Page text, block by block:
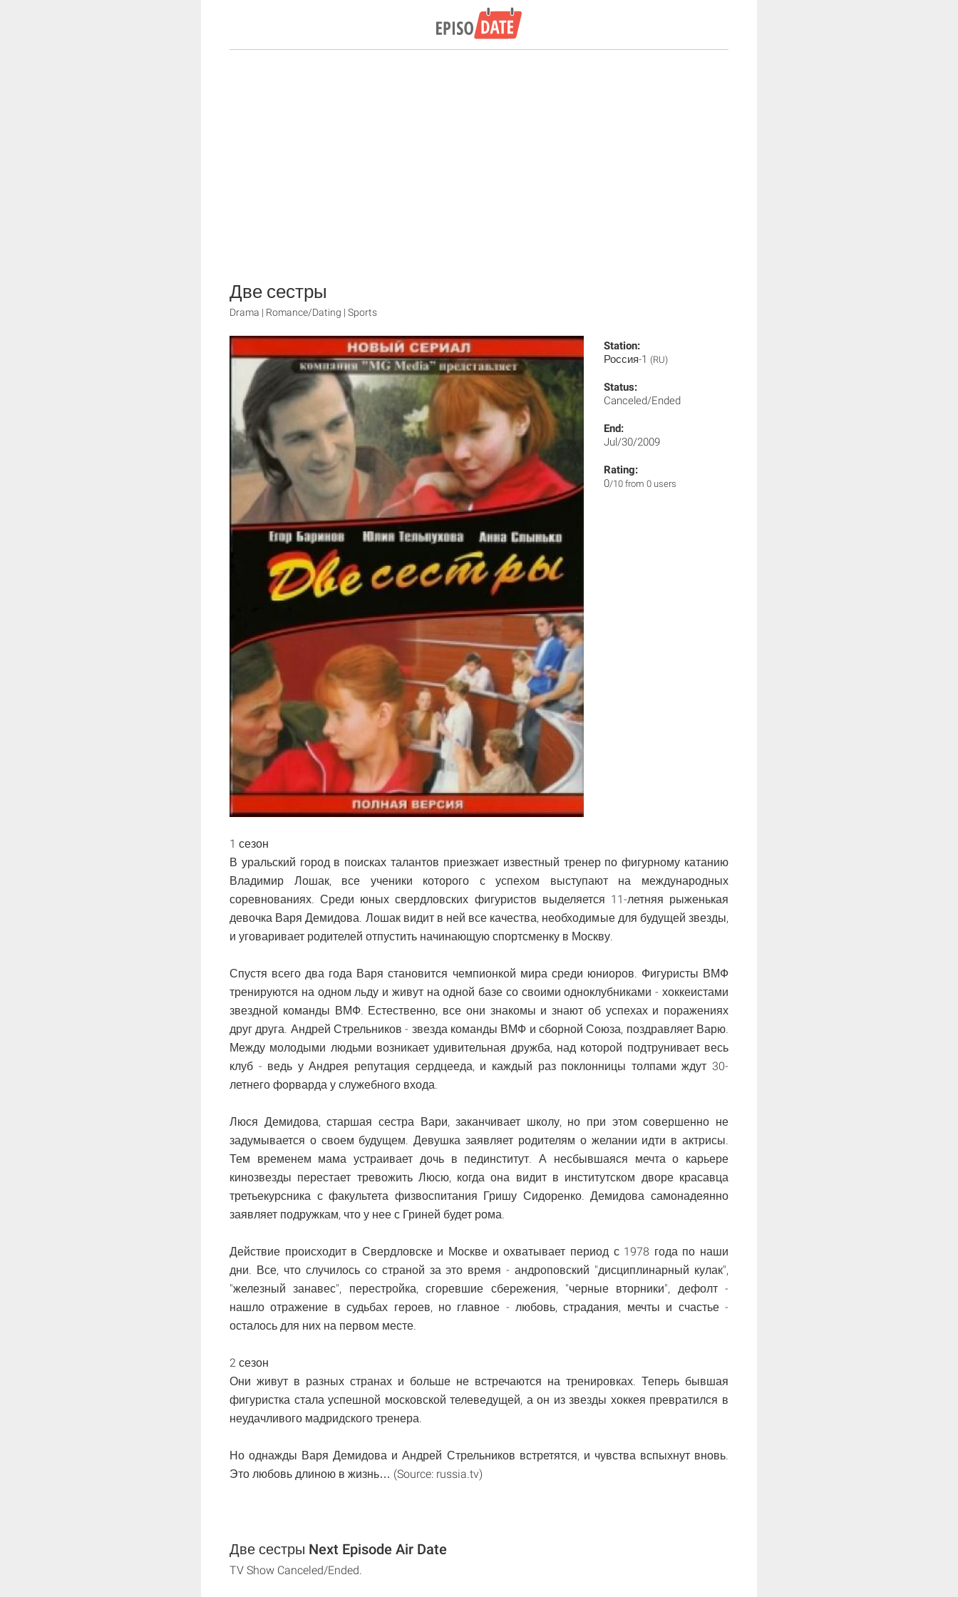
Две сестры
Drama | Romance/Dating | Sports
Station:
Россия-1 (RU)
Status:
Canceled/Ended
End:
Jul/30/2009
Rating:
0/10 from 0 users
1 сезон
В уральский город в поисках талантов приезжает известный тренер по фигурному катанию
Владимир Лошак, все ученики которого с успехом выступают на международных
соревнованиях. Среди юных свердловских фигуристов выделяется 11-летняя рыженькая
девочка Варя Демидова. Лошак видит в ней все качества, необходимые для будущей звезды,
и уговаривает родителей отпустить начинающую спортсменку в Москву.
Спустя всего два года Варя становится чемпионкой мира среди юниоров. Фигуристы ВМФ
тренируются на одном льду и живут на одной базе со своими одноклубниками - хоккеистами
звездной команды ВМФ. Естественно, все они знакомы и знают об успехах и поражениях
друг друга. Андрей Стрельников - звезда команды ВМФ и сборной Союза, поздравляет Варю.
Между молодыми людьми возникает удивительная дружба, над которой подтрунивает весь
клуб - ведь у Андрея репутация сердцееда, и каждый раз поклонницы толпами ждут 30-
летнего форварда у служебного входа.
Люся Демидова, старшая сестра Вари, заканчивает школу, но при этом совершенно не
задумывается о своем будущем. Девушка заявляет родителям о желании идти в актрисы.
Тем временем мама устраивает дочь в пединститут. А несбывшаяся мечта о карьере
кинозвезды перестает тревожить Люсю, когда она видит в институтском дворе красавца
третьекурсника с факультета физвоспитания Гришу Сидоренко. Демидова самонадеянно
заявляет подружкам, что у нее с Гриней будет рома.
Действие происходит в Свердловске и Москве и охватывает период с 1978 года по наши
дни. Все, что случилось со страной за это время - андроповский "дисциплинарный кулак",
"железный занавес", перестройка, сгоревшие сбережения, "черные вторники", дефолт -
нашло отражение в судьбах героев, но главное - любовь, страдания, мечты и счастье -
осталось для них на первом месте.
2 сезон
Они живут в разных странах и больше не встречаются на тренировках. Теперь бывшая
фигуристка стала успешной московской телеведущей, а он из звезды хоккея превратился в
неудачливого мадридского тренера.
Но однажды Варя Демидова и Андрей Стрельников встретятся, и чувства вспыхнут вновь.
Это любовь длиною в жизнь… (Source: russia.tv)
Две сестры Next Episode Air Date
TV Show Canceled/Ended.